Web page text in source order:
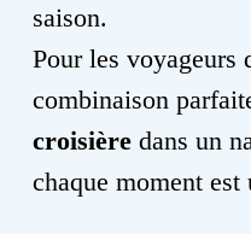
saison.
Pour les voyageurs
combinaison
croisière dans un
chaque moment